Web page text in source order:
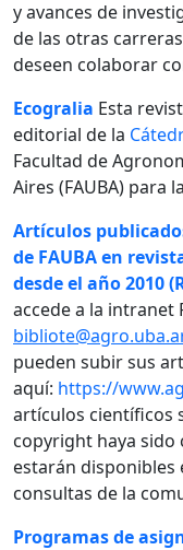
y avances de
de las otras
deseen colaborar
Ecogralia Esta
editorial de la
Facultad de
Aires (FAUBA) para
Artículos
de FAUBA en
desde el año 2010
accede a la intranet
pueden subir sus
aquí: https://
artículos científicos
copyright haya sido
estarán disponibles
consultas de la
Programas de